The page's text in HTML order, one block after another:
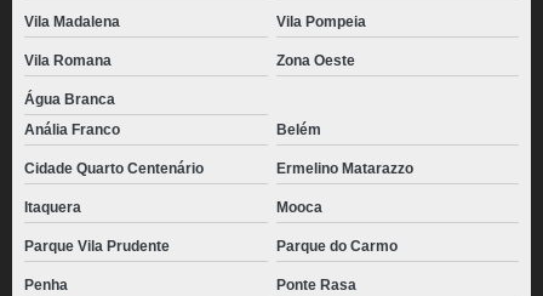
Vila Madalena Vila Pompeia
Vila Romana Zona Oeste
Água Branca
Anália Franco
Belém
Cidade Quarto Centenário Ermelino Matarazzo
Itaquera Mooca
Parque Vila Prudente Parque do Carmo
Penha Ponte Rasa